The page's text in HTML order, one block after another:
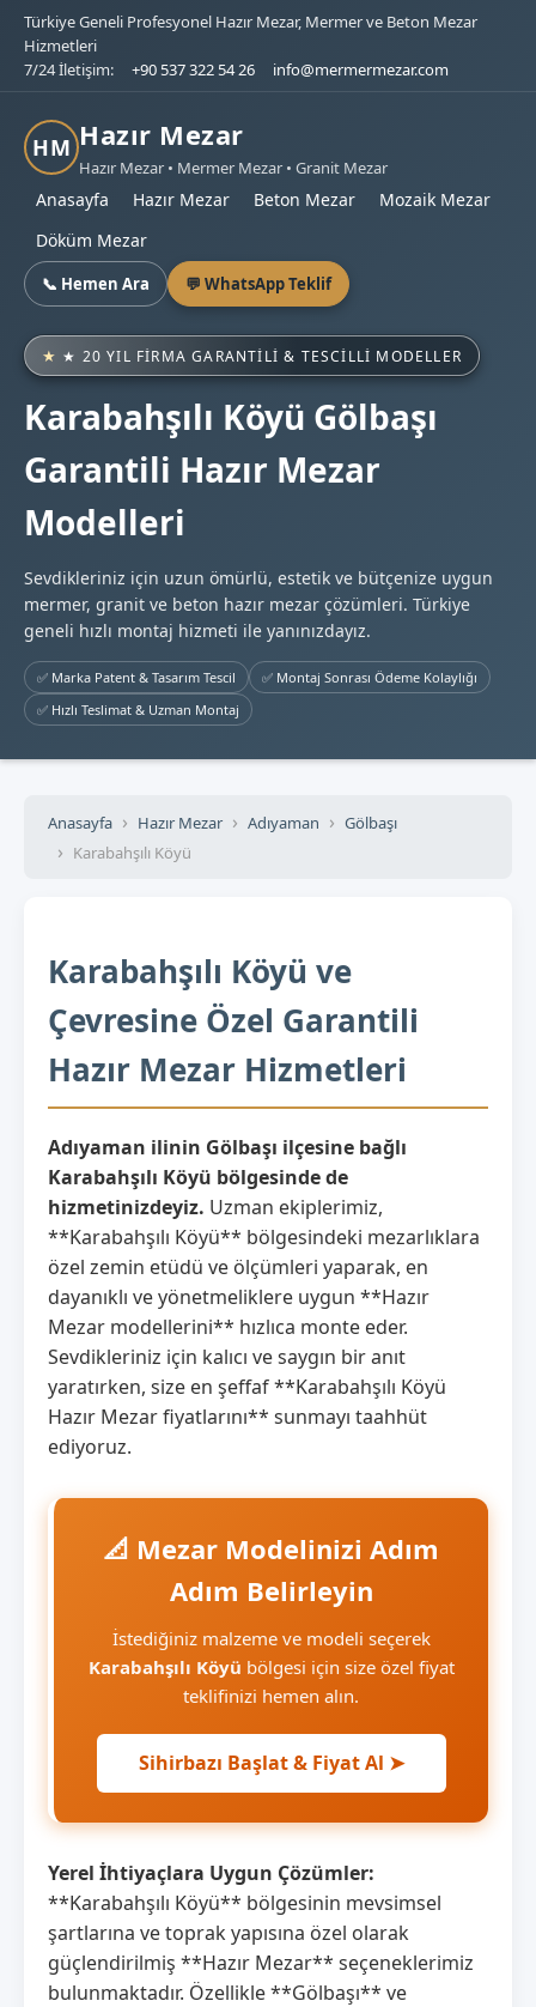
Türkiye Geneli Profesyonel Hazır Mezar, Mermer ve Beton Mezar
Hizmetleri
7/24 İletişim:
+90 537 322 54 26 info@mermermezar.com
HM Hazır Mezar
Hazır Mezar • Mermer Mezar • Granit Mezar
Anasayfa Hazır Mezar Beton Mezar
Mozaik Mezar
Döküm Mezar
📞 Hemen Ara 💬 WhatsApp Teklif
★ 20 YIL FIRMA GARANTILI & TESCILLI MODELLER
Karabahşılı Köyü Gölbaşı
Garantili Hazır Mezar
Modelleri
Sevdikleriniz için uzun ömürlü, estetik ve bütçenize uygun
mermer, granit ve beton hazır mezar çözümleri. Türkiye
geneli hızlı montaj hizmeti ile yanınızdayız.
✅ Marka Patent & Tasarım Tescil
✅ Montaj Sonrası Ödeme Kolaylığı
✅ Hızlı Teslimat & Uzman Montaj
Anasayfa Hazır Mezar Adıyaman
Gölbaşı
Karabahşılı Köyü
Karabahşılı Köyü ve
Çevresine Özel Garantili
Hazır Mezar Hizmetleri
Adıyaman ilinin Gölbaşı ilçesine bağlı
Karabahşılı Köyü bölgesinde de
hizmetinizdeyiz. Uzman ekiplerimiz,
**Karabahşılı Köyü** bölgesindeki mezarlıklara
özel zemin etüdü ve ölçümleri yaparak, en
dayanıklı ve yönetmeliklere uygun **Hazır
Mezar modellerini** hızlıca monte eder.
Sevdikleriniz için kalıcı ve saygın bir anıt
yaratırken, size en şeffaf **Karabahşılı Köyü
Hazır Mezar fiyatlarını** sunmayı taahhüt
ediyoruz.
📐 Mezar Modelinizi Adım
Adım Belirleyin
İstediğiniz malzeme ve modeli seçerek
Karabahşılı Köyü bölgesi için size özel fiyat
teklifinizi hemen alın.
Sihirbazı Başlat & Fiyat Al ➤
Yerel İhtiyaçlara Uygun Çözümler:
**Karabahşılı Köyü** bölgesinin mevsimsel
şartlarına ve toprak yapısına özel olarak
güçlendirilmiş **Hazır Mezar** seçeneklerimiz
bulunmaktadır. Özellikle **Gölbaşı** ve